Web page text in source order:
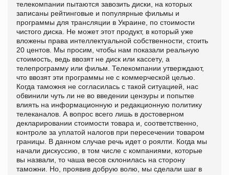
телекомпании пытаются завозить диски, на которых
записаны рейтинговые и популярные фильмы и
программы для трансляции в Украине, по стоимости
чистого диска. Не может этот продукт, в который уже
вложены права интеллектуальной собственности, стоить
20 центов. Мы просим, чтобы нам показали реальную
стоимость, ведь ввозят не диск или кассету, а
телепрограмму или фильм. Телекомпании утверждают,
что ввозят эти программы не с коммерческой целью.
Когда таможня не согласилась с такой ситуацией, нас
обвинили чуть ли не во введении цензуры и попытке
влиять на информационную и редакционную политику
телеканалов. А вопрос всего лишь в достоверном
декларировании стоимости товара и, соответственно,
контроле за уплатой налогов при пересечении товаром
границы. В данном случае речь идет о роялти. Когда мы
начали дискуссию, в том числе с компаниями, которые
вы назвали, то чаша весов склонилась на сторону
таможни. Но, проявив добрую волю, мы сделали шаг в